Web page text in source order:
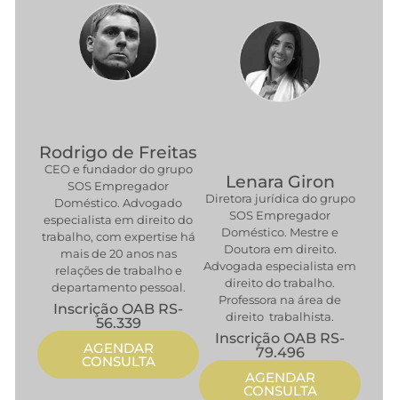
Rodrigo de Freitas
CEO e fundador do grupo
SOS Empregador
Doméstico. Advogado
especialista em direito do
trabalho, com expertise há
mais de 20 anos nas
relações de trabalho e
departamento pessoal.
Inscrição OAB RS-
56.339
AGENDAR
CONSULTA
Lenara Giron
Diretora jurídica do grupo
SOS Empregador
Doméstico. Mestre e
Doutora em direito.
Advogada especialista em
direito do trabalho.
Professora na área de
direito trabalhista.
Inscrição OAB RS-
79.496
AGENDAR
CONSULTA